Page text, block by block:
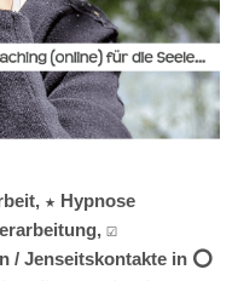
★ Hypnose
☑️
/ Jenseitskontakte in ⭕